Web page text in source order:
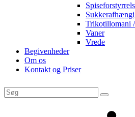
Trikotillomani
Vaner
Vrede
Begivenheder
Om os
Kontakt og Priser